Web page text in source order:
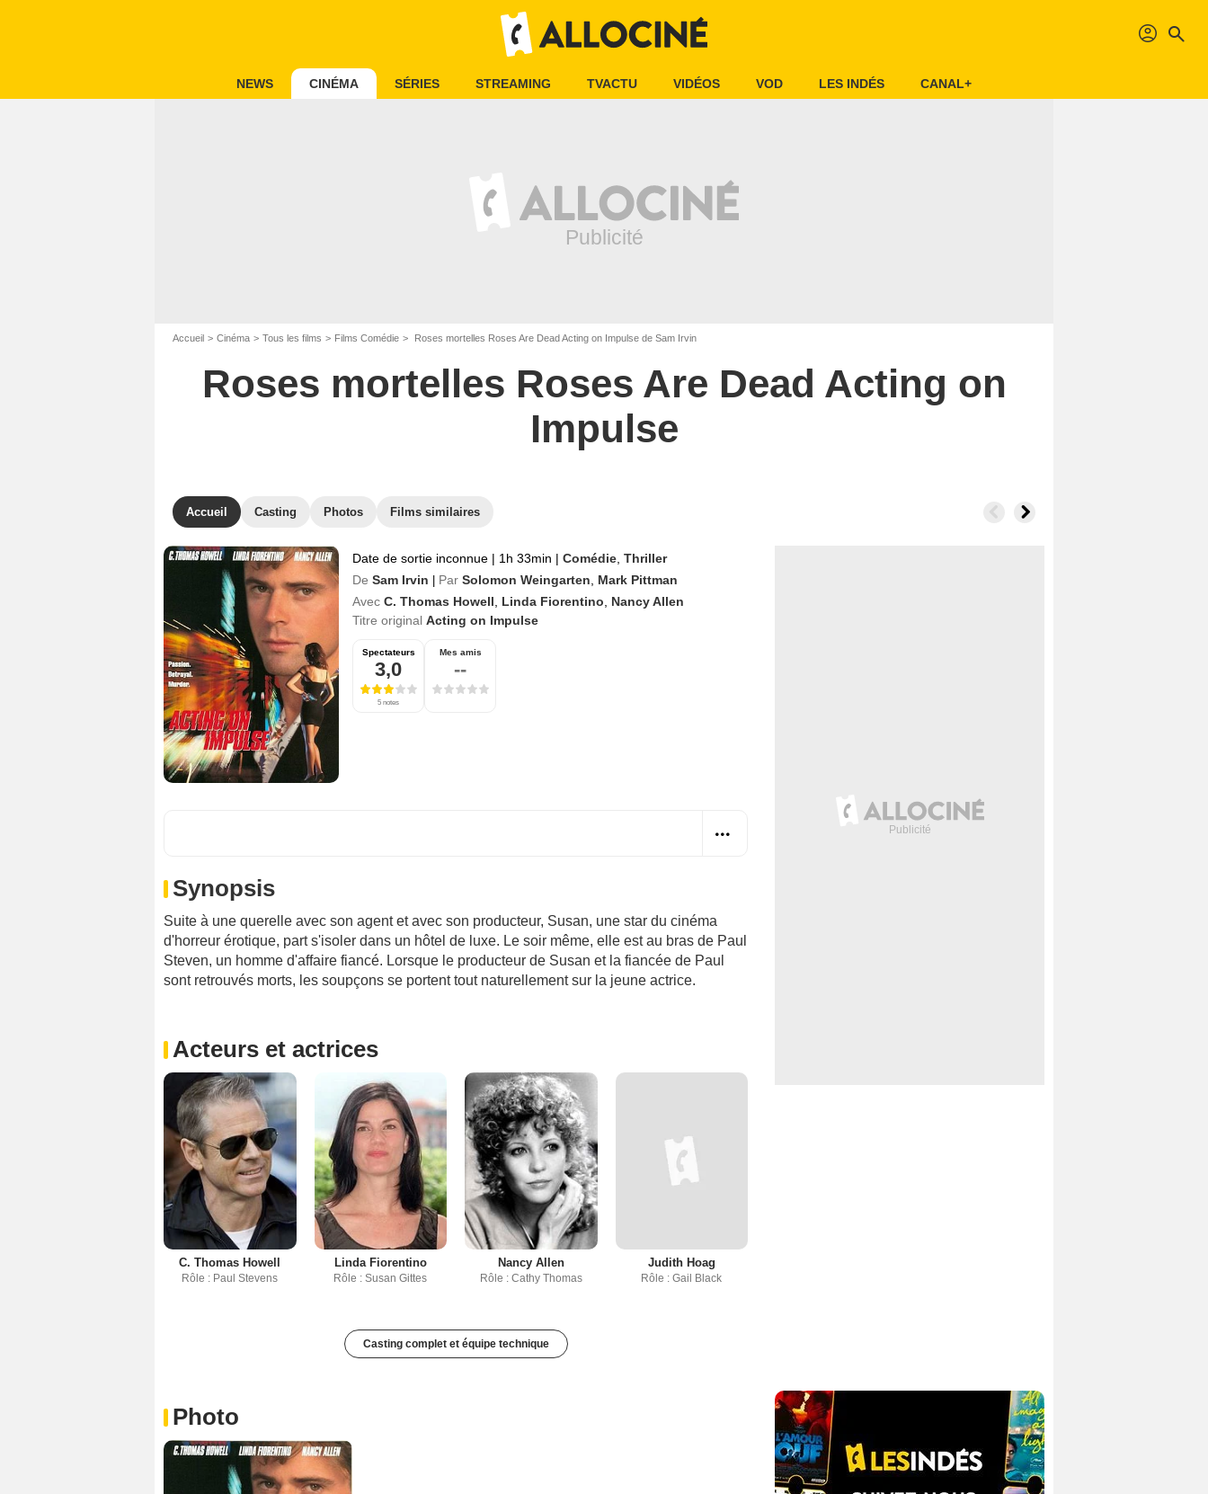
profil search
NEWS CINÉMA SÉRIES STREAMING TVACTU VIDÉOS VOD LES INDÉS CANAL+
Accueil Cinéma Tous les films Films Comédie Roses mortelles Roses Are Dead Acting on Impulse de Sam Irvin
Roses mortelles Roses Are Dead Acting on
Impulse
Accueil Casting Photos Films similaires
Date de sortie inconnue | 1h 33min | Comédie Thriller
De Sam Irvin Par Solomon Weingarten
Mark Pittman
Avec C. Thomas Howell Linda Fiorentino
Nancy Allen
Titre original Acting on Impulse
Spectateurs
3,0
5 notes
Mes amis
--
Synopsis
Suite à une querelle avec son agent et avec son producteur, Susan, une star du cinéma
d'horreur érotique, part s'isoler dans un hôtel de luxe. Le soir même, elle est au bras de Paul
Steven, un homme d'affaire fiancé. Lorsque le producteur de Susan et la fiancée de Paul
sont retrouvés morts, les soupçons se portent tout naturellement sur la jeune actrice.
Acteurs et actrices
C. Thomas Howell
Rôle : Paul Stevens
Linda Fiorentino
Rôle : Susan Gittes
Nancy Allen
Rôle : Cathy Thomas
Judith Hoag
Rôle : Gail Black
Casting complet et équipe technique
Photo